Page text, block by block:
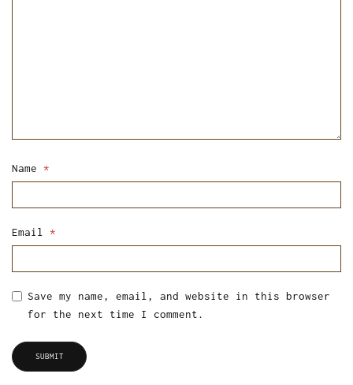
Name *
Email *
Save my name, email, and website in this browser
for the next time I comment.